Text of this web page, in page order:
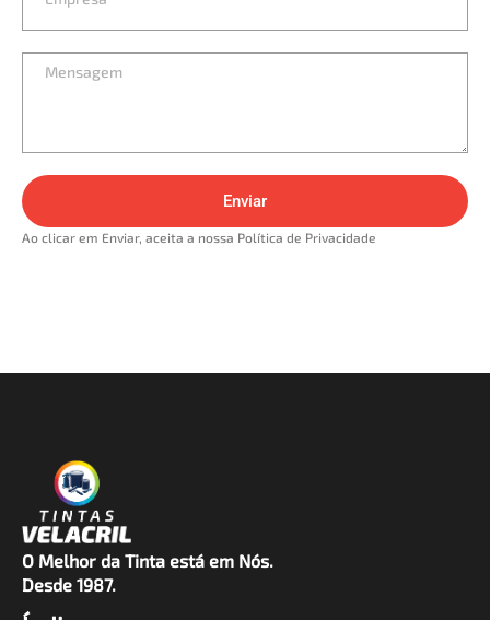
Enviar
Ao clicar em Enviar, aceita a nossa Política de Privacidade
O Melhor da Tinta está em Nós.
Desde 1987.